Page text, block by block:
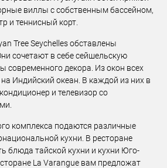
виллы с собственным бассейном,
и теннисный корт.
Tree Seychelles обставлены
сочетают в себе сейшельскую
современного декора. Из окон всех
Индийский океан. В каждой из них в
и телевизор со
комплекса подаются различные
кухни. В ресторане
блюда тайской кухни и кухни Юго-
La Varangue вам предложат